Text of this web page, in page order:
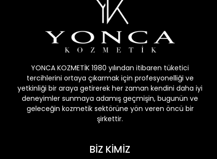
YONCA KOZMETİK 1980 yılından itibaren tüketici
tercihlerini ortaya çıkarmak için profesyonelliği ve
yetkinliği bir araya getirerek her zaman kendini daha iyi
deneyimler sunmaya adamış geçmişin, bugunün ve
geleceğin kozmetik sektörüne yön veren öncü bir
şirkettir.
BİZ KİMİZ